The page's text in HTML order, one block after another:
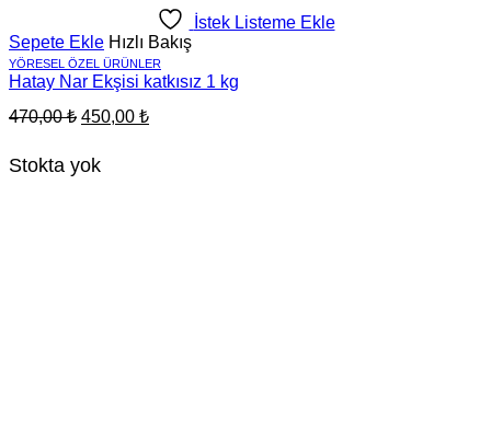
İstek Listeme Ekle
Sepete Ekle Hızlı Bakış
YÖRESEL ÖZEL ÜRÜNLER
Hatay Nar Ekşisi katkısız 1 kg
470,00₺ Orijinal
470,00 ₺.
450,00 ₺Şu
Stokta yok